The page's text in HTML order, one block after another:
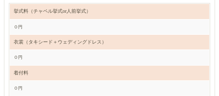
挙式料（チャペル挙式or人前挙式）
０円
衣裳（タキシード＋ウェディングドレス）
０円
着付料
０円